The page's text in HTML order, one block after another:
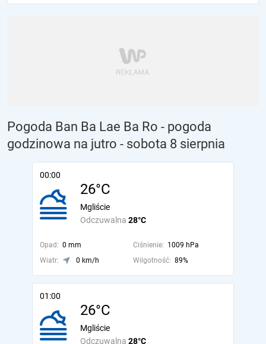
Pogoda Ban Ba Lae Ba Ro - pogoda
godzinowa na jutro - sobota 8 sierpnia
00:00
26°C
Odczuwalna 28°C
Mgliście
Opad: 0 mm Ciśnienie: 1009 hPa
Wiatr:
0 km/h Wilgotność: 89%
01:00
26°C
Odczuwalna 28°C
Mgliście